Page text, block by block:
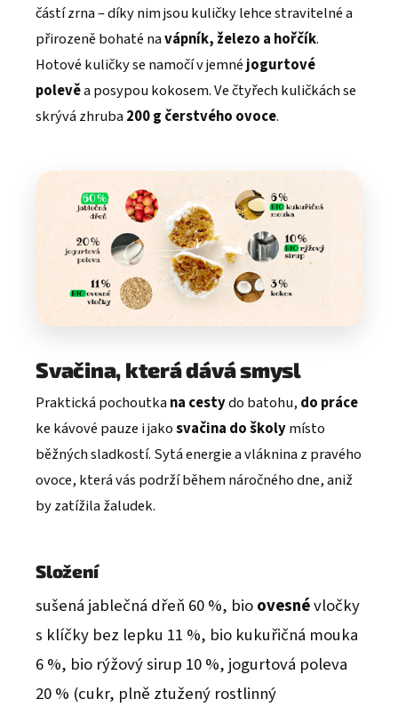
částí zrna – díky nim jsou kuličky lehce stravitelné a
přirozeně bohaté navápník, železo a hořčík.
Hotové kuličky se namočí v jemnéjogurtové
polevěa posypou kokosem. Ve čtyřech kuličkách se
skrývá zhruba200 g čerstvého ovoce.
Svačina, která dává smysl
Praktická pochoutkana cestydo batohu, do práce
ke kávové pauze i jakosvačina do školymísto
běžných sladkostí. Sytá energie a vláknina z pravého
ovoce, která vás podrží během náročného dne, aniž
by zatížila žaludek.
Složení
sušená jablečná dřeň 60 %, bioovesnévločky
s klíčky bez lepku 11 %, bio kukuřičná mouka
6 %, bio rýžový sirup 10 %, jogurtová poleva
20 % (cukr, plně ztužený rostlinný